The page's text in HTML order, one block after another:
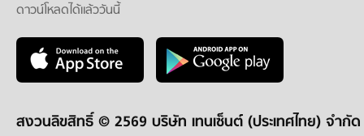
ดาวน์โหลดได้แล้ววันนี้
สงวนลิขสิทธิ์ © 2569 บริษัท เทนเซ็นต์ (ประเทศไทย) จำกัด